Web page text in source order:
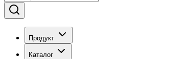
Продукт
Каталог